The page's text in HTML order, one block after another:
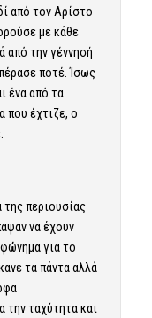
από τον Αρίστο
με κάθε
από την γέννησή
ποτέ. Ίσως
ένα από τα
που έχτιζε, ο
της περιουσίας
να έχουν
για το
τα πάντα αλλά
την ταχύτητα και